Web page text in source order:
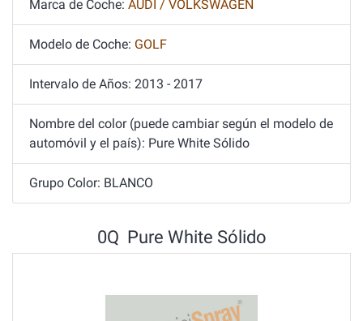
Marca de Coche: AUDI / VOLKSWAGEN
Modelo de Coche: GOLF
Intervalo de Años: 2013 - 2017
Nombre del color (puede cambiar según el modelo de
automóvil y el país): Pure White Sólido
Grupo Color: BLANCO
0Q Pure White Sólido